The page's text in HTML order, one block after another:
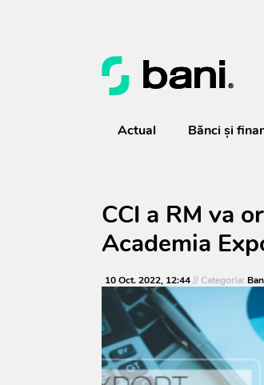
Actual Bănci şi
CCI a RM va
Academia
10 Oct. 2022, 12:44// Categoria: